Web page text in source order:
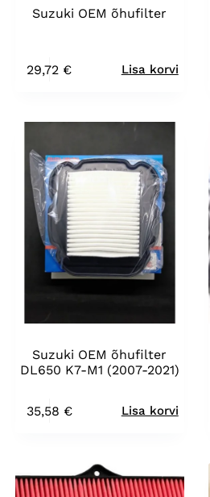
Suzuki OEM õhufilter
29,72 € Lisa korvi
Suzuki OEM õhufilter
DL650 K7-M1 (2007-2021)
35,58 € Lisa korvi